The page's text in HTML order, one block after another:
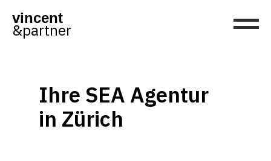
vincent
&partner
Ihre SEA Agentur
in Zürich